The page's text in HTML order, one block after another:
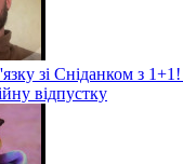
зі Сніданком з
відпустку